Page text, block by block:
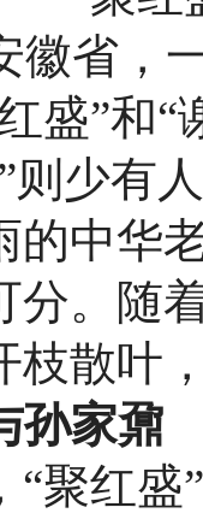
省，一
”和“
则少有
的中华
分。随
枝散叶
孙家鼐
红盛”